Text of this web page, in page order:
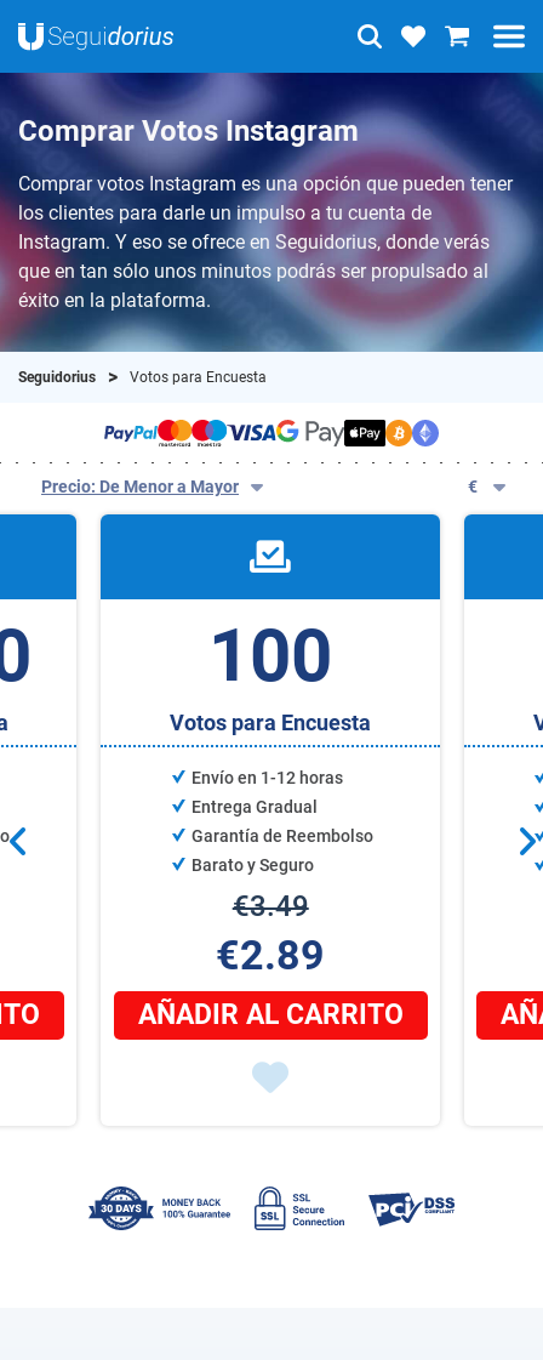
Comprar Votos Instagram
Comprar votos Instagram es una opción que pueden tener
los clientes para darle un impulso a tu cuenta de
Instagram. Y eso se ofrece en Seguidorius, donde verás
que en tan sólo unos minutos podrás ser propulsado al
éxito en la plataforma.
Seguidorius Votos para Encuesta
Precio: De Menor a Mayor €
100
Votos para Encuesta
Envío en 1-12 horas
Entrega Gradual
Garantía de Reembolso
Barato y Seguro
€3.49
€2.89
AÑADIR AL CARRITO